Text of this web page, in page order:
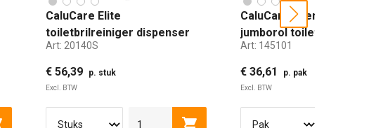
Toevoegen aan winkelwagen
CaluCare Elite
toiletbrilreiniger dispenser
navulbaar stone 1000ml
Art: 20140S
€ 56,39 p. stuk
Excl. BTW
Toevoegen aan winkelwagen
CaluCare Premium mini
jumborol toiletpapier 2-lgs
cellulose 12x160mtr
Art: 145101
€ 36,61 p. pak
Excl. BTW
next